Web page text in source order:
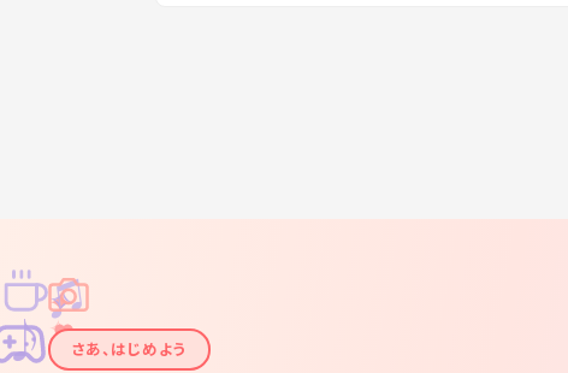
✦
✦
✧
✧
♪
♫
さあ、はじめよう